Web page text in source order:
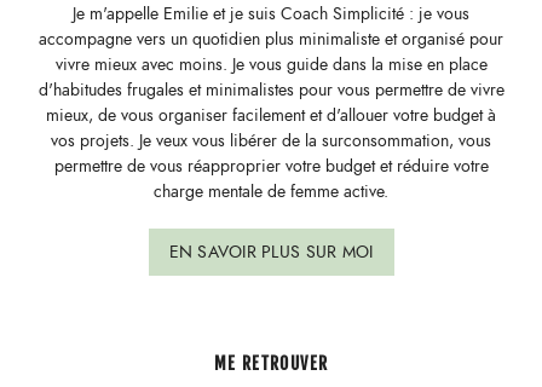
Je m'appelle Emilie et je suis Coach Simplicité : je vous
accompagne vers un quotidien plus minimaliste et organisé pour
vivre mieux avec moins. Je vous guide dans la mise en place
d'habitudes frugales et minimalistes pour vous permettre de vivre
mieux, de vous organiser facilement et d'allouer votre budget à
vos projets. Je veux vous libérer de la surconsommation, vous
permettre de vous réapproprier votre budget et réduire votre
charge mentale de femme active.
EN SAVOIR PLUS SUR MOI
ME RETROUVER